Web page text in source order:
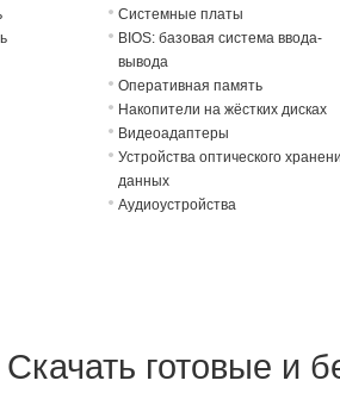
Системные платы
BIOS: базовая система ввода-
вывода
Оперативная память
Накопители на жёстких дисках
Видеоадаптеры
Устройства оптического
данных
Аудиоустройства
Скачать готовые и